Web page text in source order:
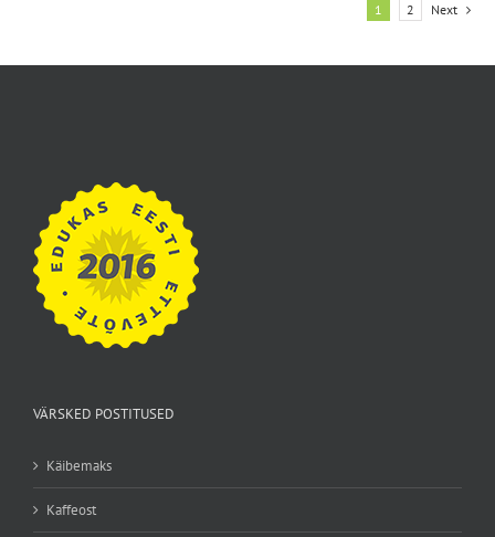
1 2 Next
VÄRSKED POSTITUSED
Käibemaks
Kaffeost